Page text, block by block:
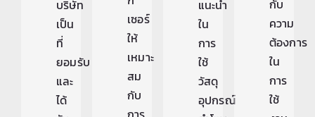
บริษัท
เป็น
ที่
ยอมรับ
และ
ได้
เซอร์
ให้
เหมาะ
สม
กับ
แนะนำ
ใน
การ
ใช้
วัสดุ
อุปกรณ์
กับ
ความ
ต้องการ
ใน
การ
ใช้